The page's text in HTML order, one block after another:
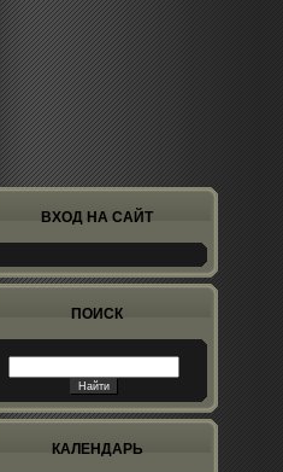
ВХОД НА САЙТ
ПОИСК
КАЛЕНДАРЬ